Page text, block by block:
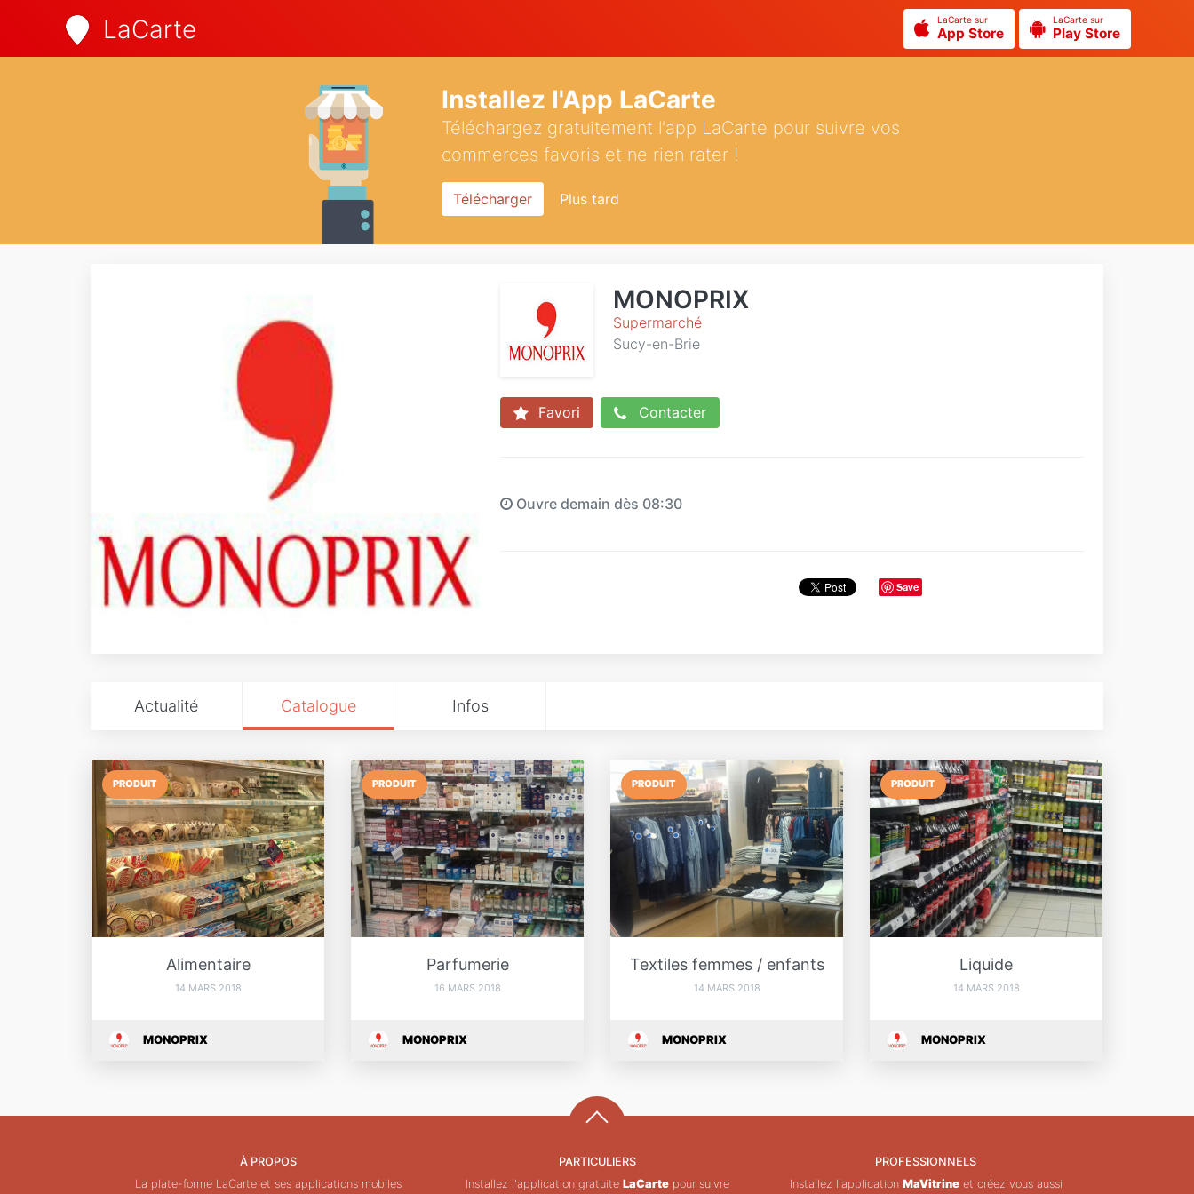
LaCarte LaCarte sur
App Store
LaCarte sur
Play Store
Installez l'App LaCarte
Téléchargez gratuitement l'app LaCarte pour suivre vos
commerces favoris et ne rien rater !
Télécharger Plus tard
MONOPRIX
Supermarché
Sucy-en-Brie
Favori Contacter
Ouvre demain dès 08:30
Save
Actualité Catalogue Infos
PRODUIT
Alimentaire
14 MARS 2018
MONOPRIX
PRODUIT
Parfumerie
16 MARS 2018
MONOPRIX
PRODUIT
Textiles femmes / enfants
14 MARS 2018
MONOPRIX
PRODUIT
Liquide
14 MARS 2018
MONOPRIX
À PROPOS
La plate-forme LaCarte et ses applications mobiles
PARTICULIERS
Installez l'application gratuite LaCartepour suivre
PROFESSIONNELS
Installez l'application MaVitrineet créez vous aussi